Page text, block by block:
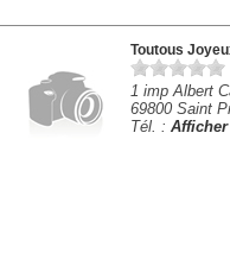
Toutous
1 imp Albert
69800 Saint
Tél. :